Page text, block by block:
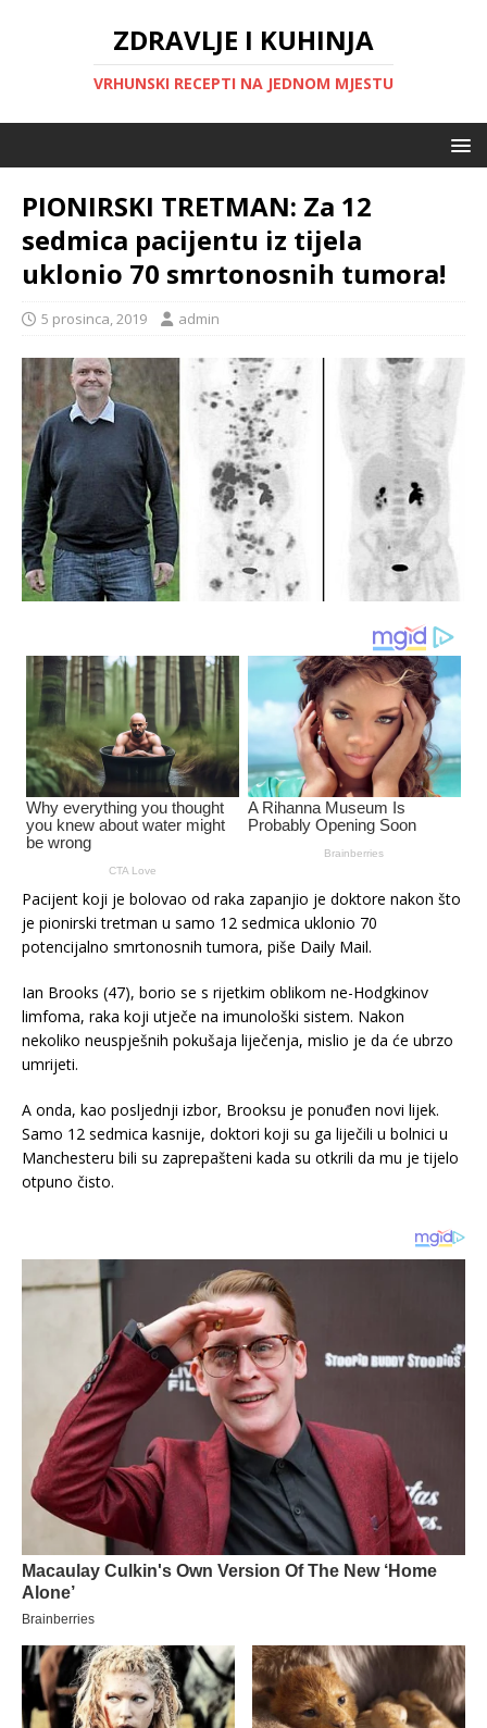
ZDRAVLJE I KUHINJA
VRHUNSKI RECEPTI NA JEDNOM MJESTU
PIONIRSKI TRETMAN: Za 12
sedmica pacijentu iz tijela
uklonio 70 smrtonosnih tumora!
5 prosinca, 2019 admin
Pacijent koji je bolovao od raka zapanjio je doktore nakon što
je pionirski tretman u samo 12 sedmica uklonio 70
potencijalno smrtonosnih tumora, piše Daily Mail.
Ian Brooks (47), borio se s rijetkim oblikom ne-Hodgkinov
limfoma, raka koji utječe na imunološki sistem. Nakon
nekoliko neuspješnih pokušaja liječenja, mislio je da će ubrzo
umrijeti.
A onda, kao posljednji izbor, Brooksu je ponuđen novi lijek.
Samo 12 sedmica kasnije, doktori koji su ga liječili u bolnici u
Manchesteru bili su zaprepašteni kada su otkrili da mu je tijelo
otpuno čisto.